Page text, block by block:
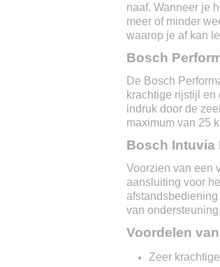
naaf. Wanneer je
meer of minder
waarop je af kan
Bosch
De Bosch
krachtige rijstijl
indruk door de
maximum van 25
Bosch Intuvia
Voorzien van een
aansluiting voor
van ondersteuning
Voordelen
Zeer